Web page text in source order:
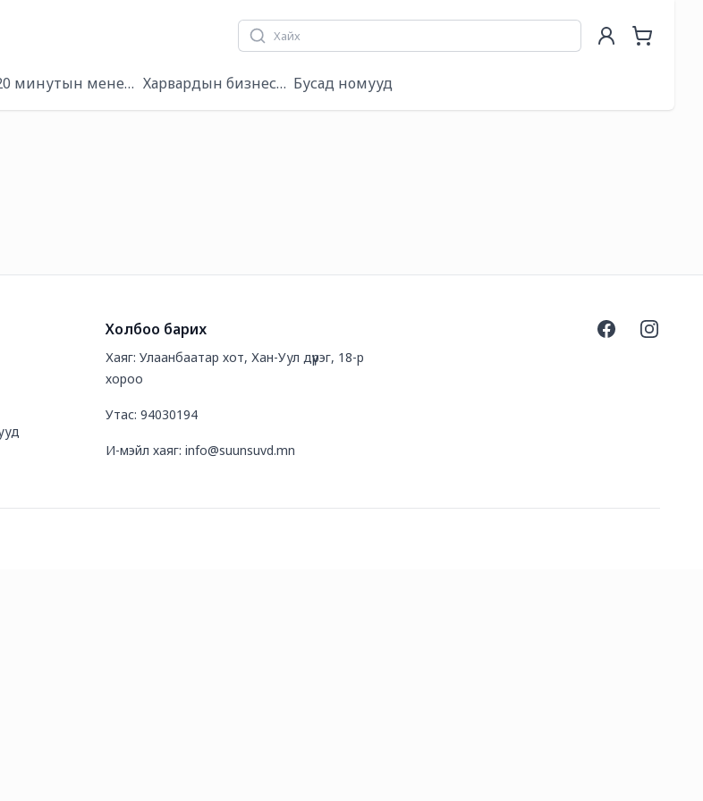
минутын менежерХарвардын бизнесийн үндэсБусад номууд
Холбоо барих
Хаяг: Улаанбаатар хот, Хан-Уул дүүрэг, 18-р
хороо
Утас: 94030194
И-мэйл хаяг: info@suunsuvd.mn
Facebook